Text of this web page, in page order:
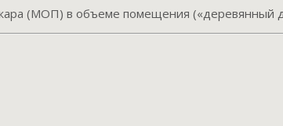
(МОП) в объеме помещения («деревянный